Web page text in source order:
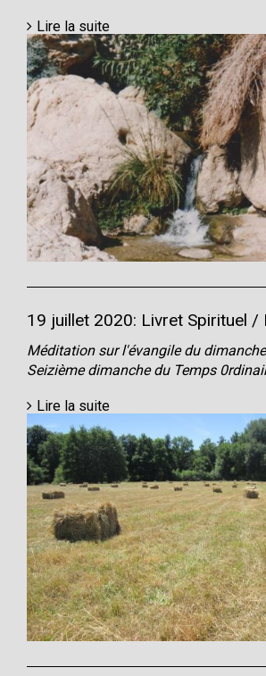
Lire la suite
19 juillet 2020: Livret Spirituel /
Méditation sur l'évangile du
Seizième dimanche du Temps
Lire la suite